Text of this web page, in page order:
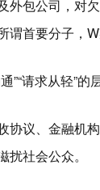
外包公司，对
谓首要分子，
”“请求从轻”
协议、金融机
社会公众。